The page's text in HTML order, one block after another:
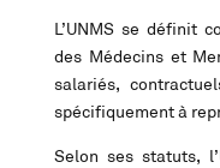
L’UNMS se définit
des Médecins et
salariés,
spécifiquement à
Selon ses statuts,